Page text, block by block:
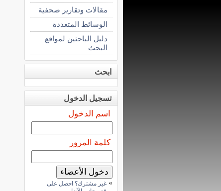
مقالات وتقارير صحفية
الوسائط المتعددة
دليل الباحثين لمواقع
البحث
ابحث
تسجيل الدخول
اسم الدخول
كلمة المرور
» غير مشترك؟ احصل على